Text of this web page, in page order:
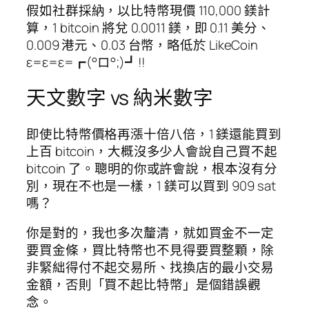
假如社群採納，以比特幣現價 110,000 鎂計
算，1 bitcoin 將兌 0.0011 鎂，即 0.11 美分、
0.009 港元、0.03 台幣，略低於 LikeCoin
ε=ε=ε=┏(°ロ°;)┛!!
天文數字 vs 納米數字
即使比特幣價格再漲十倍八倍，1 鎂還能買到
上百 bitcoin，大概沒多少人會說自己買不起
bitcoin 了。聰明的你或許會說，根本沒有分
別，現在不也是一樣，1 鎂可以買到 909 sat
嗎？
你是對的，我也多次釐清，就如買金不一定
要買金條，買比特幣也不見得要買整顆，除
非緊絀得付不起交易所、找換店的最小交易
金額，否則「買不起比特幣」是個錯誤觀
念。